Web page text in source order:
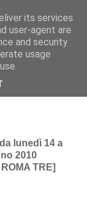
condividere
lunedì 14 a
2010
TRE]
its services
user-agent are
and security
usage